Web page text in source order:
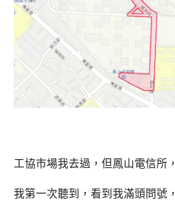
工協市場我去過，但鳳山電信所，
我第一次聽到，看到我滿頭問號，